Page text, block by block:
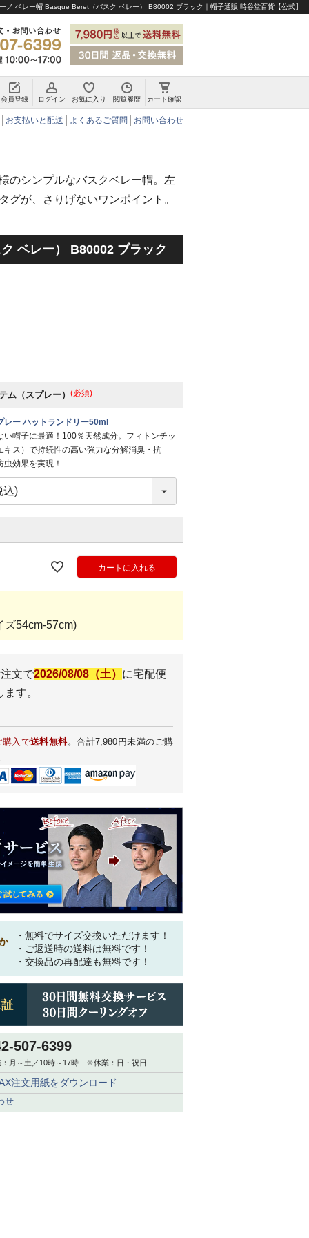
ノ ベレー帽 Basque Beret（バスク ベレー） B80002 ブラック｜帽子通販 時谷堂百貨【公式】
会員登録 ログイン お気に入り 閲覧履歴 カート確認
お支払いと配送 よくあるご質問 お問い合わせ
のシンプルなバスクベレー帽。左
グが、さりげないワンポイント。
ベレー） B80002 ブラック
ム（スプレー） (必須)
レー ハットランドリー50ml
い帽子に最適！100％天然成分。フィトンチッ
キス）で持続性の高い強力な分解消臭・抗
効果を実現！
カートに入れる
ズ54cm-57cm)
文で2026/08/08（土） に宅配便
す。
購入で送料無料。合計7,980円未満のご購
・無料でサイズ交換いただけます！
・ご返送時の送料は無料です！
・交換品の再配達も無料です！
507-6399
：月～土／10時～17時 ※休業：日・祝日
注文用紙をダウンロード
せ